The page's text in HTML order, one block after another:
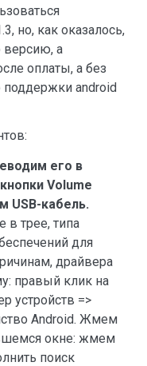
но, как оказалось,
версию, а
оплаты, а без
поддержки android
его в
Volume
USB-кабель.
в трее, типа
для
драйвера
правый клик на
устройств =>
Android. Жмем
окне: жмем
поиск